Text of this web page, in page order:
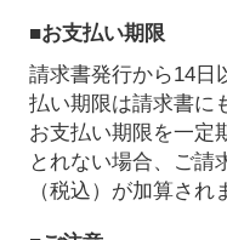
■お支払い期限
請求書発行から14日
払い期限は請求書に
お支払い期限を一定
とれない場合、ご請
（税込）が加算され